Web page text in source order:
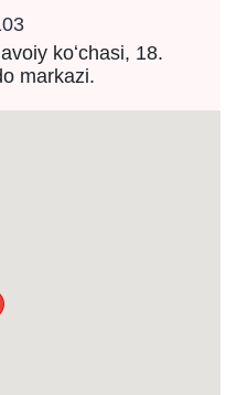
koʻchasi, 18.
markazi.